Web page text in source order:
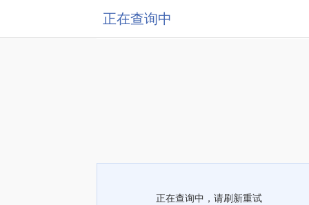
正在查询中
正在查询中，请刷新重试